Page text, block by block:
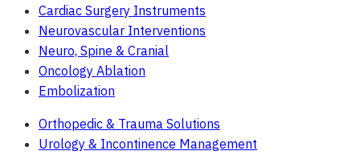
Cardiac Surgery Instruments
Neurovascular Interventions
Neuro, Spine & Cranial
Oncology Ablation
Embolization
Orthopedic & Trauma Solutions
Urology & Incontinence Management